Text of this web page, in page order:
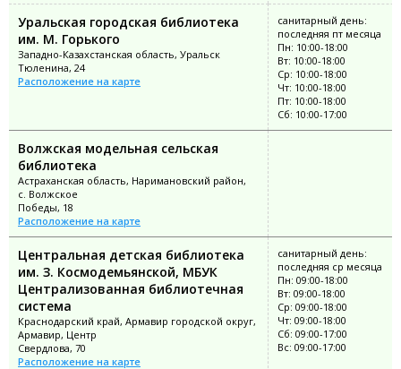
Уральская городская библиотека
им. М. Горького
Западно-Казахстанская область, Уральск
Тюленина, 24
Расположение на карте
санитарный день:
последняя пт месяца
Пн: 10:00-18:00
Вт: 10:00-18:00
Ср: 10:00-18:00
Чт: 10:00-18:00
Пт: 10:00-18:00
Сб: 10:00-17:00
Волжская модельная сельская
библиотека
Астраханская область, Наримановский район,
с. Волжское
Победы, 18
Расположение на карте
Центральная детская библиотека
им. З. Космодемьянской, МБУК
Централизованная библиотечная
система
Краснодарский край, Армавир городской округ,
Армавир, Центр
Свердлова, 70
Расположение на карте
санитарный день:
последняя ср месяца
Пн: 09:00-18:00
Вт: 09:00-18:00
Ср: 09:00-18:00
Чт: 09:00-18:00
Сб: 09:00-17:00
Вс: 09:00-17:00